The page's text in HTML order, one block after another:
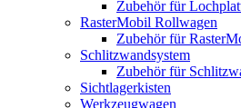
Zubehör für
RasterMobil Rollwagen
Zubehör für
Schlitzwandsystem
Zubehör für
Sichtlagerkisten
Werkzeugwagen